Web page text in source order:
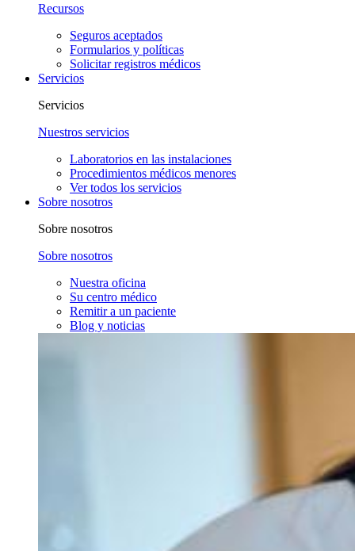
Recursos
Seguros aceptados
Formularios y políticas
Solicitar registros médicos
Servicios
Servicios
Nuestros servicios
Laboratorios en las instalaciones
Procedimientos médicos menores
Ver todos los servicios
Sobre nosotros
Sobre nosotros
Sobre nosotros
Nuestra oficina
Su centro médico
Remitir a un paciente
Blog y noticias